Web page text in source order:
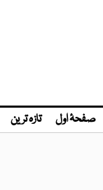
صفحۂ اول تازہ ترین